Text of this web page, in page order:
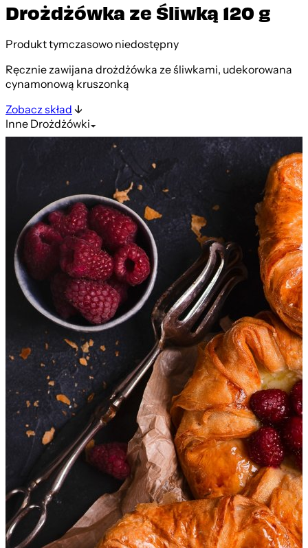
Drożdżówka ze Śliwką 120 g
Produkt tymczasowo niedostępny
Ręcznie zawijana drożdżówka ze śliwkami, udekorowana
cynamonową kruszonką
Zobacz skład
InneDrożdżówki